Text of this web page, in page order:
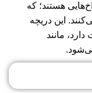
هستند؛ که
این دریچه
مانند